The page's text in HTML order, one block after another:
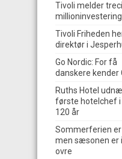
Tivoli melder
Tivoli Friheden
direktør i
Go Nordic: For få
danskere kender
Ruths Hotel
første hotelchef i
120 år
Sommerferien
men sæsonen er
ovre